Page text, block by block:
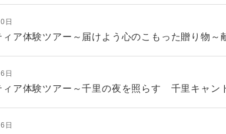
日
ィア体験ツアー～届けよう心のこもった贈り物
日
ィア体験ツアー～千里の夜を照らす 千里キャン
日